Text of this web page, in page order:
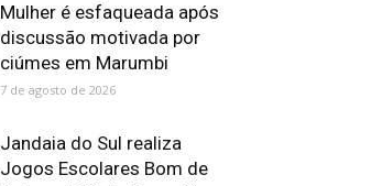
Mulher é esfaqueada após
discussão motivada por
ciúmes em Marumbi
7 de agosto de 2026
Jandaia do Sul realiza
Jogos Escolares Bom de